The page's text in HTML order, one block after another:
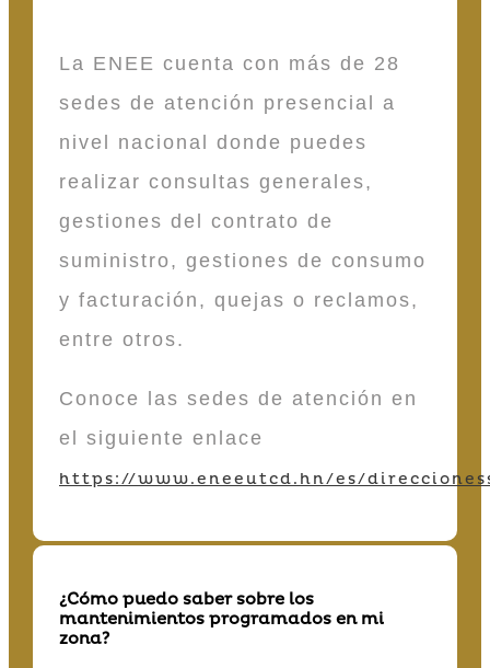
La ENEE cuenta con más de 28
sedes de atención presencial a
nivel nacional donde puedes
realizar consultas generales,
gestiones del contrato de
suministro, gestiones de consumo
y facturación, quejas o reclamos,
entre otros.
Conoce las sedes de atención en
el siguiente enlace
https://www.eneeutcd.hn/es/
¿Cómo puedo saber sobre los
mantenimientos programados en mi
zona?